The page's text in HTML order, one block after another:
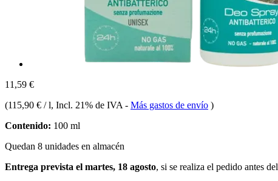
11,59 €
(115,90 € / l, Incl. 21% de IVA - Más gastos de envío )
Contenido: 100 ml
Quedan 8 unidades en almacén
Entrega prevista el martes, 18 agosto, si se realiza el pedido antes del